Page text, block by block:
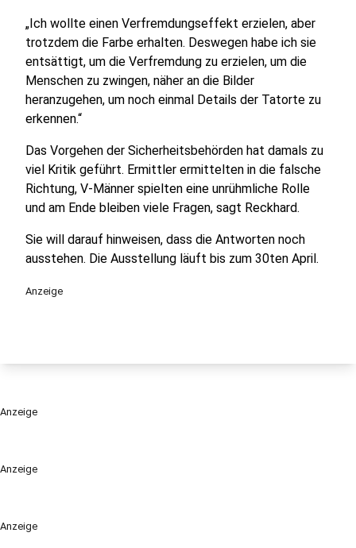
Anzeige
Anzeige
„Ich wollte einen Verfremdungseffekt erzielen, aber
trotzdem die Farbe erhalten. Deswegen habe ich sie
entsättigt, um die Verfremdung zu erzielen, um die
Menschen zu zwingen, näher an die Bilder
heranzugehen, um noch einmal Details der Tatorte zu
erkennen.“
Das Vorgehen der Sicherheitsbehörden hat damals zu
viel Kritik geführt. Ermittler ermittelten in die falsche
Richtung, V-Männer spielten eine unrühmliche Rolle
und am Ende bleiben viele Fragen, sagt Reckhard.
Sie will darauf hinweisen, dass die Antworten noch
ausstehen. Die Ausstellung läuft bis zum 30ten April.
Anzeige
Anzeige